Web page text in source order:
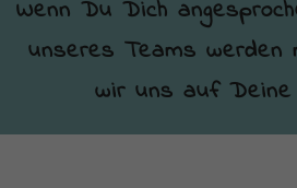
Wenn Du Dich
unseres Teams werden
wir uns auf Deine